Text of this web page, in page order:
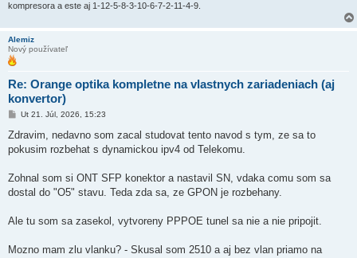
kompresora a este aj 1-12-5-8-3-10-6-7-2-11-4-9.
Alemiz
Nový používateľ
Re: Orange optika kompletne na vlastnych zariadeniach (aj
konvertor)
P
í
p
o
k
Ut 21. Júl, 2026, 15:23
Zdravim, nedavno som zacal studovat tento navod s tym, ze sa to
pokusim rozbehat s dynamickou ipv4 od Telekomu.
Zohnal som si ONT SFP konektor a nastavil SN, vdaka comu som sa
dostal do "O5" stavu. Teda zda sa, ze GPON je rozbehany.
Ale tu som sa zasekol, vytvoreny PPPOE tunel sa nie a nie pripojit.
Mozno mam zlu vlanku? - Skusal som 2510 a aj bez vlan priamo na